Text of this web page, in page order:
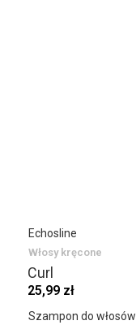
Echosline
Włosy kręcone
Curl
25,99 zł
Szampon do